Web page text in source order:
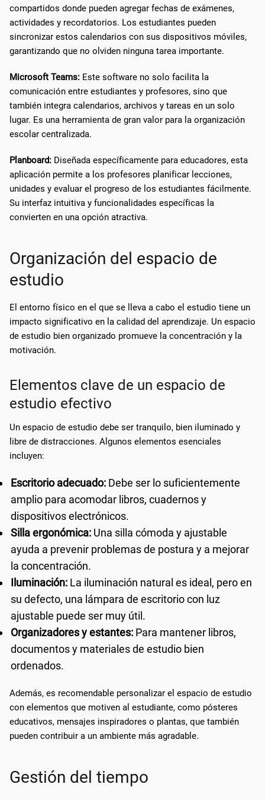
compartidos donde pueden agregar fechas de exámenes,
actividades y recordatorios. Los estudiantes pueden
sincronizar estos calendarios con sus dispositivos móviles,
garantizando que no olviden ninguna tarea importante.
Microsoft Teams: Este software no solo facilita la
comunicación entre estudiantes y profesores, sino que
también integra calendarios, archivos y tareas en un solo
lugar. Es una herramienta de gran valor para la organización
escolar centralizada.
Planboard: Diseñada específicamente para educadores, esta
aplicación permite a los profesores planificar lecciones,
unidades y evaluar el progreso de los estudiantes fácilmente.
Su interfaz intuitiva y funcionalidades específicas la
convierten en una opción atractiva.
Organización del espacio de
estudio
El entorno físico en el que se lleva a cabo el estudio tiene un
impacto significativo en la calidad del aprendizaje. Un espacio
de estudio bien organizado promueve la concentración y la
motivación.
Elementos clave de un espacio de
estudio efectivo
Un espacio de estudio debe ser tranquilo, bien iluminado y
libre de distracciones. Algunos elementos esenciales
incluyen:
Escritorio adecuado: Debe ser lo suficientemente
amplio para acomodar libros, cuadernos y
dispositivos electrónicos.
Silla ergonómica: Una silla cómoda y ajustable
ayuda a prevenir problemas de postura y a mejorar
la concentración.
Iluminación: La iluminación natural es ideal, pero en
su defecto, una lámpara de escritorio con luz
ajustable puede ser muy útil.
Organizadores y estantes: Para mantener libros,
documentos y materiales de estudio bien
ordenados.
Además, es recomendable personalizar el espacio de estudio
con elementos que motiven al estudiante, como pósteres
educativos, mensajes inspiradores o plantas, que también
pueden contribuir a un ambiente más agradable.
Gestión del tiempo